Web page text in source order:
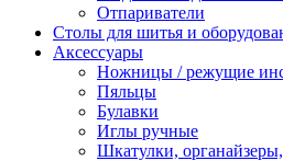
Отпариватели
Столы для шитья и
Аксессуары
Ножницы / режущие
Пяльцы
Булавки
Иглы ручные
Шкатулки,